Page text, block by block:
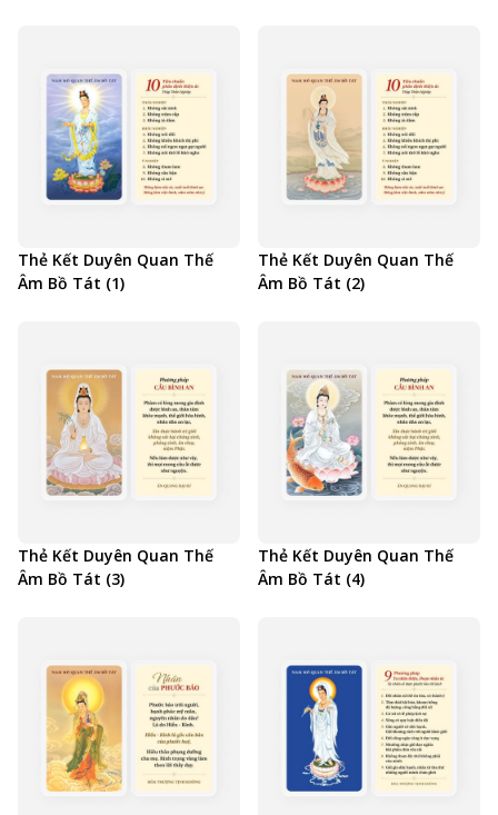
Thẻ Kết Duyên Quan Thế
Âm Bồ Tát (1)
Thẻ Kết Duyên Quan Thế
Âm Bồ Tát (2)
Thẻ Kết Duyên Quan Thế
Âm Bồ Tát (3)
Thẻ Kết Duyên Quan Thế
Âm Bồ Tát (4)